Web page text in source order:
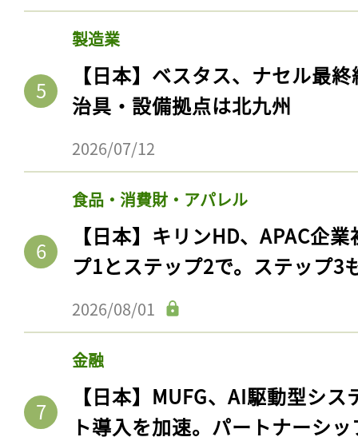
製造業
【日本】ベスタス、ナセル最
治具・設備拠点は北九州
2026/07/12
食品・消費財・アパレル
【日本】キリンHD、APAC企
プ1とステップ2で。ステップ3
2026/08/01
金融
【日本】MUFG、AI駆動型シ
ト導入を加速。パートナーシ
ログイン